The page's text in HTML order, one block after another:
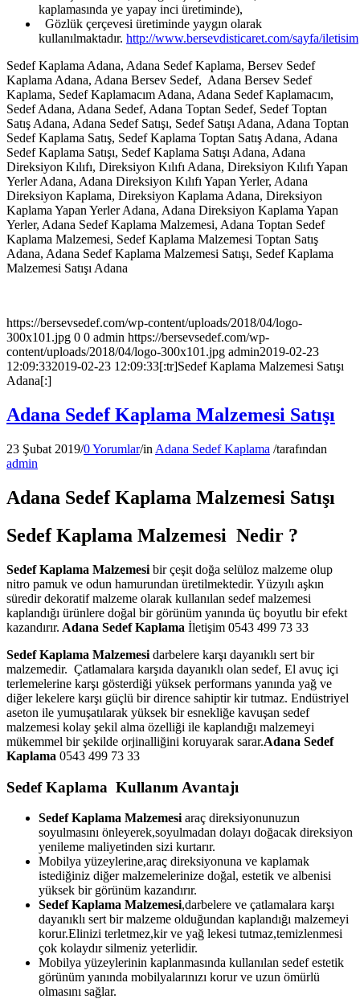
kaplamasında ye yapay inci üretiminde),
Gözlük çerçevesi üretiminde yaygın olarak
kullanılmaktadır. http://www.bersevdisticaret.com/sayfa/iletisim
Sedef Kaplama Adana, Adana Sedef Kaplama, Bersev Sedef
Kaplama Adana, Adana Bersev Sedef, Adana Bersev Sedef
Kaplama, Sedef Kaplamacım Adana, Adana Sedef Kaplamacım,
Sedef Adana, Adana Sedef, Adana Toptan Sedef, Sedef Toptan
Satış Adana, Adana Sedef Satışı, Sedef Satışı Adana, Adana Toptan
Sedef Kaplama Satış, Sedef Kaplama Toptan Satış Adana, Adana
Sedef Kaplama Satışı, Sedef Kaplama Satışı Adana, Adana
Direksiyon Kılıfı, Direksiyon Kılıfı Adana, Direksiyon Kılıfı Yapan
Yerler Adana, Adana Direksiyon Kılıfı Yapan Yerler, Adana
Direksiyon Kaplama, Direksiyon Kaplama Adana, Direksiyon
Kaplama Yapan Yerler Adana, Adana Direksiyon Kaplama Yapan
Yerler, Adana Sedef Kaplama Malzemesi, Adana Toptan Sedef
Kaplama Malzemesi, Sedef Kaplama Malzemesi Toptan Satış
Adana, Adana Sedef Kaplama Malzemesi Satışı, Sedef Kaplama
Malzemesi Satışı Adana
https://bersevsedef.com/wp-content/uploads/2018/04/logo-
300x101.jpg 0 0 admin https://bersevsedef.com/wp-
content/uploads/2018/04/logo-300x101.jpg admin2019-02-23
12:09:332019-02-23 12:09:33[:tr]Sedef Kaplama Malzemesi Satışı
Adana[:]
Adana Sedef Kaplama Malzemesi Satışı
23 Şubat 2019/0 Yorumlar/in Adana Sedef Kaplama /tarafından
admin
Adana Sedef Kaplama Malzemesi Satışı
Sedef Kaplama Malzemesi Nedir ?
Sedef Kaplama Malzemesi bir çeşit doğa selüloz malzeme olup
nitro pamuk ve odun hamurundan üretilmektedir. Yüzyılı aşkın
süredir dekoratif malzeme olarak kullanılan sedef malzemesi
kaplandığı ürünlere doğal bir görünüm yanında üç boyutlu bir efekt
kazandırır. Adana Sedef Kaplama İletişim 0543 499 73 33
Sedef Kaplama Malzemesi darbelere karşı dayanıklı sert bir
malzemedir. Çatlamalara karşıda dayanıklı olan sedef, El avuç içi
terlemelerine karşı gösterdiği yüksek performans yanında yağ ve
diğer lekelere karşı güçlü bir dirence sahiptir kir tutmaz. Endüstriyel
aseton ile yumuşatılarak yüksek bir esnekliğe kavuşan sedef
malzemesi kolay şekil alma özelliği ile kaplandığı malzemeyi
mükemmel bir şekilde orjinalliğini koruyarak sarar.Adana Sedef
Kaplama 0543 499 73 33
Sedef Kaplama Kullanım Avantajı
Sedef Kaplama Malzemesi araç direksiyonunuzun
soyulmasını önleyerek,soyulmadan dolayı doğacak direksiyon
yenileme maliyetinden sizi kurtarır.
Mobilya yüzeylerine,araç direksiyonuna ve kaplamak
istediğiniz diğer malzemelerinize doğal, estetik ve albenisi
yüksek bir görünüm kazandırır.
Sedef Kaplama Malzemesi,darbelere ve çatlamalara karşı
dayanıklı sert bir malzeme olduğundan kaplandığı malzemeyi
korur.Elinizi terletmez,kir ve yağ lekesi tutmaz,temizlenmesi
çok kolaydır silmeniz yeterlidir.
Mobilya yüzeylerinin kaplanmasında kullanılan sedef estetik
görünüm yanında mobilyalarınızı korur ve uzun ömürlü
olmasını sağlar.